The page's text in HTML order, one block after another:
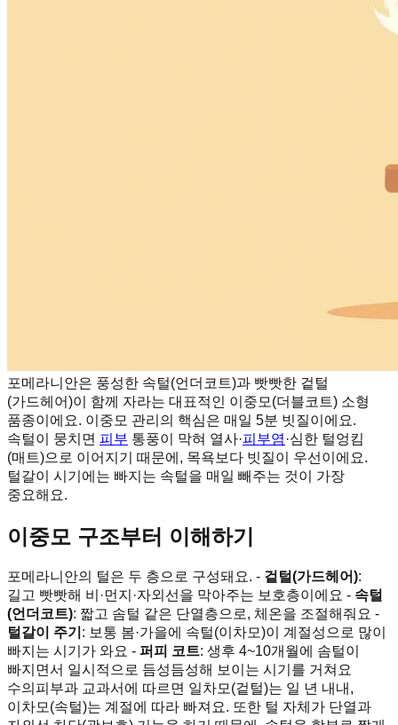
포메라니안은 풍성한 속털(언더코트)과 빳빳한 겉털
(가드헤어)이 함께 자라는 대표적인 이중모(더블코트) 소형
품종이에요. 이중모 관리의 핵심은 매일 5분 빗질이에요.
속털이 뭉치면 피부 통풍이 막혀 열사·피부염 ·심한 털엉킴
(매트)으로 이어지기 때문에, 목욕보다 빗질이 우선이에요.
털갈이 시기에는 빠지는 속털을 매일 빼주는 것이 가장
중요해요.
이중모 구조부터 이해하기
포메라니안의 털은 두 층으로 구성돼요. - 겉털(가드헤어):
길고 빳빳해 비·먼지·자외선을 막아주는 보호층이에요 - 속털
(언더코트): 짧고 솜털 같은 단열층으로, 체온을 조절해줘요 -
털갈이 주기 : 보통 봄·가을에 속털(이차모)이 계절성으로 많이
빠지는 시기가 와요 - 퍼피 코트: 생후 4~10개월에 솜털이
빠지면서 일시적으로 듬성듬성해 보이는 시기를 거쳐요
수의피부과 교과서에 따르면 일차모(겉털)는 일 년 내내,
이차모(속털)는 계절에 따라 빠져요. 또한 털 자체가 단열과